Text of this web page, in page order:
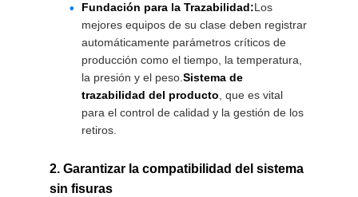
Fundación para la Trazabilidad:Los
mejores equipos de su clase deben registrar
automáticamente parámetros críticos de
producción como el tiempo, la temperatura,
la presión y el peso.Sistema de
trazabilidad del producto, que es vital
para el control de calidad y la gestión de los
retiros.
2. Garantizar la compatibilidad del sistema
sin fisuras